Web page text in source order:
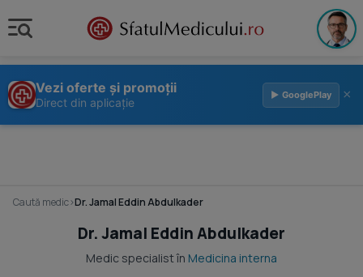
Vezi oferte și promoții
Direct din aplicație
▶ GooglePlay ×
Caută medic›Dr. Jamal Eddin Abdulkader
Dr. Jamal Eddin Abdulkader
Medic specialist în Medicina interna